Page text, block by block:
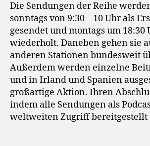
Die Sendungen der Reihe
sonntags von 9:30 – 10 Uhr als
gesendet und montags um 18:30
wiederholt. Daneben gehen sie
anderen Stationen bundesweit
Außerdem werden einzelne
und in Irland und Spanien
großartige Aktion. Ihren
indem alle Sendungen als
weltweiten Zugriff bereitgestellt